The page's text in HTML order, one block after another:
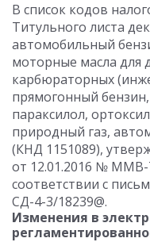
В список кодов
Титульного листа
автомобильный
моторные масла для
карбюраторных
прямогонный
параксилол,
природный газ,
(КНД 1151089),
от 12.01.2016 № ММВ-
соответствии с
СД-4-3/18239@.
Изменения в